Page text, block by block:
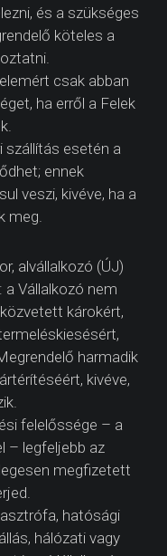
és a szükséges
köteles a
csak abban
ha erről a Felek
szállítás esetén a
ennek
veszi, kivéve, ha a
meg.
alvállalkozó (ÚJ)
Vállalkozó nem
károkért,
harmadik
kivéve,
felelőssége – a
– legfeljebb az
megfizetett
hatósági
hálózati vagy